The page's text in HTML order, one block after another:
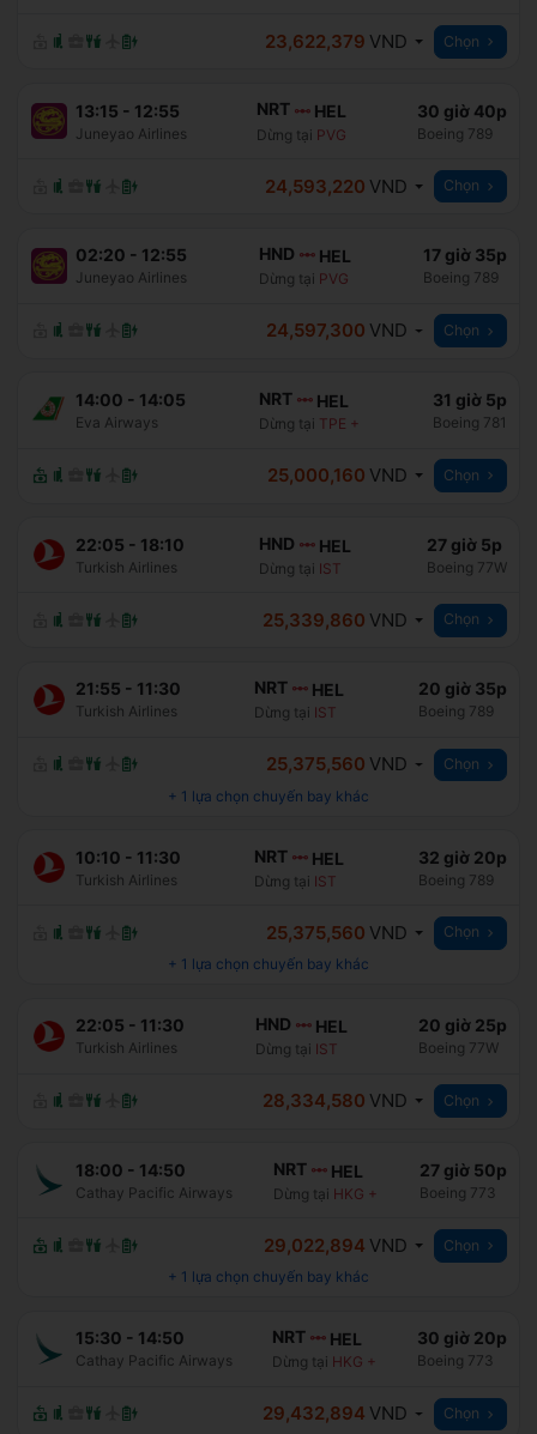
23,622,379 VND Chọn
13:15 - 12:55
Juneyao Airlines
NRT HEL
Dừng tại PVG
30 giờ 40p
Boeing 789
24,593,220 VND Chọn
02:20 - 12:55
Juneyao Airlines
HND HEL
Dừng tại PVG
17 giờ 35p
Boeing 789
24,597,300 VND Chọn
14:00 - 14:05
Eva Airways
NRT HEL
Dừng tại TPE +
31 giờ 5p
Boeing 781
25,000,160 VND Chọn
22:05 - 18:10
Turkish Airlines
HND HEL
Dừng tại IST
27 giờ 5p
Boeing 77W
25,339,860 VND Chọn
21:55 - 11:30
Turkish Airlines
NRT HEL
Dừng tại IST
20 giờ 35p
Boeing 789
25,375,560 VND
Chọn
+ 1 lựa chọn chuyến bay khác
10:10 - 11:30
Turkish Airlines
NRT HEL
Dừng tại IST
32 giờ 20p
Boeing 789
25,375,560 VND
Chọn
+ 1 lựa chọn chuyến bay khác
22:05 - 11:30
Turkish Airlines
HND HEL
Dừng tại IST
20 giờ 25p
Boeing 77W
28,334,580 VND Chọn
18:00 - 14:50
Cathay Pacific Airways
NRT HEL
Dừng tại HKG +
27 giờ 50p
Boeing 773
29,022,894 VND
Chọn
+ 1 lựa chọn chuyến bay khác
15:30 - 14:50
Cathay Pacific Airways
NRT HEL
Dừng tại HKG +
30 giờ 20p
Boeing 773
29,432,894 VND Chọn